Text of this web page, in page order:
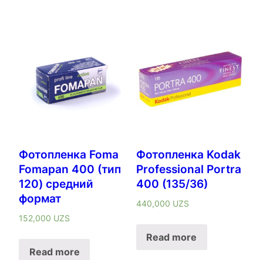
Фотопленка Foma
Fomapan 400 (тип
120) средний
формат
152,000 UZS
Read more
Фотопленка Kodak
Professional Portra
400 (135/36)
440,000 UZS
Read more